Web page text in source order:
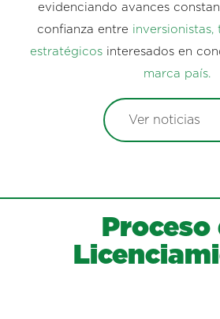
evidenciando avances
confianza entre inversionistas,
estratégicos interesados en
marca país.
Ver noticias
Proceso